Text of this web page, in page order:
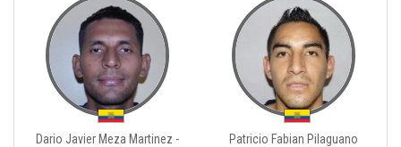
Dario Javier Meza Martinez -
Patricio Fabian Pilaguano